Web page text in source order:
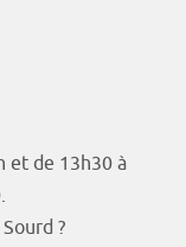
et de 13h30 à
?